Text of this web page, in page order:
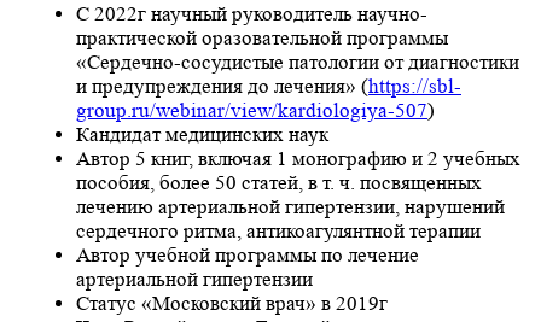
С 2022г научный руководитель научно-
практической оразовательной программы
«Сердечно-сосудистые патологии от диагностики
и предупреждения до лечения» (https://sbl-
group.ru/webinar/view/kardiologiya-507)
Кандидат медицинских наук
Автор 5 книг, включая 1 монографию и 2 учебных
пособия, более 50 статей, в т. ч. посвященных
лечению артериальной гипертензии, нарушений
сердечного ритма, антикоагулянтной терапии
Автор учебной программы по лечение
артериальной гипертензии
Статус «Московский врач» в 2019г